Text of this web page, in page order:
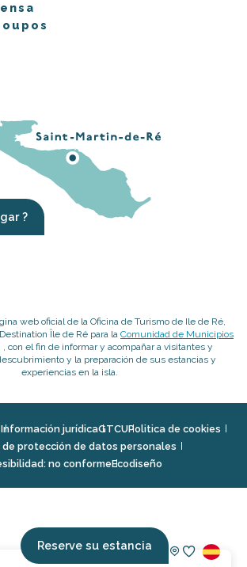
Reserve su estancia
?
web oficial de la Oficina de Turismo de Ile de Ré,
Île de Ré para la Comunidad de Municipios
, con el fin de informar y acompañar a visitantes y
y la preparación de sus estancias y
experiencias en la isla.
Información jurídicaGTCUPolitica de cookies
protección de datos personales
no conformeEcodiseño